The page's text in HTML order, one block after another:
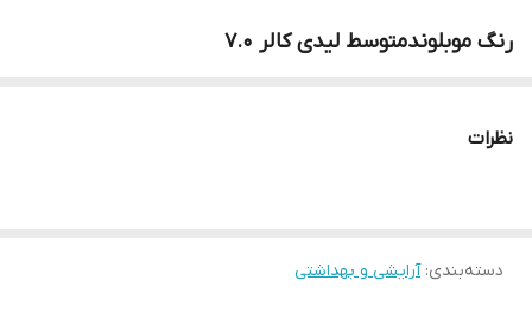
رنگ موبلوندمتوسط لیدی کالر 7.0
نظرات
دسته‌بندی:آرایشی و بهداشتی